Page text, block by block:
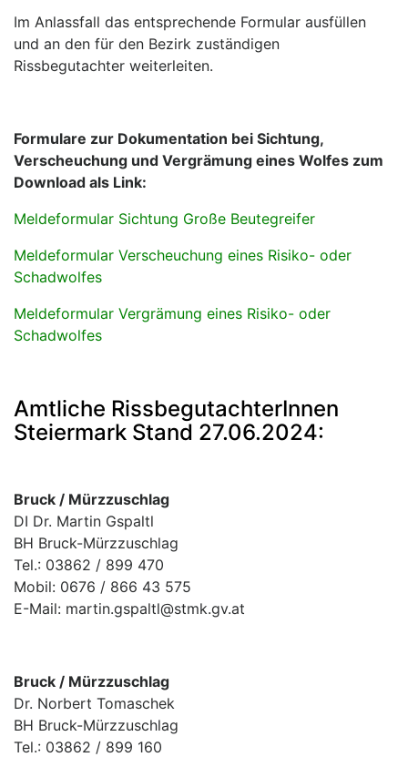
Im Anlassfall das entsprechende Formular ausfüllen
und an den für den Bezirk zuständigen
Rissbegutachter weiterleiten.
Formulare zur Dokumentation bei Sichtung,
Verscheuchung und Vergrämung eines Wolfes zum
Download als Link:
Meldeformular Sichtung Große Beutegreifer
Meldeformular Verscheuchung eines Risiko- oder
Schadwolfes
Meldeformular Vergrämung eines Risiko- oder
Schadwolfes
Amtliche RissbegutachterInnen
Steiermark Stand 27.06.2024:
Bruck / Mürzzuschlag
DI Dr. Martin Gspaltl
BH Bruck-Mürzzuschlag
Tel.: 03862 / 899 470
Mobil: 0676 / 866 43 575
E-Mail: martin.gspaltl@stmk.gv.at
Bruck / Mürzzuschlag
Dr. Norbert Tomaschek
BH Bruck-Mürzzuschlag
Tel.: 03862 / 899 160